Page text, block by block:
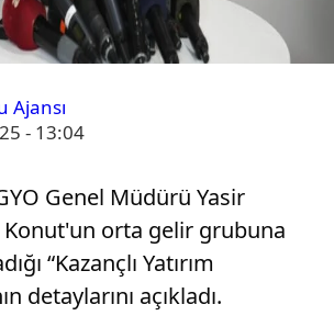
Ajansı
- 13:04
Genel Müdürü Yasir
Konut'un orta gelir grubuna
“Kazançlı Yatırım
detaylarını açıkladı.